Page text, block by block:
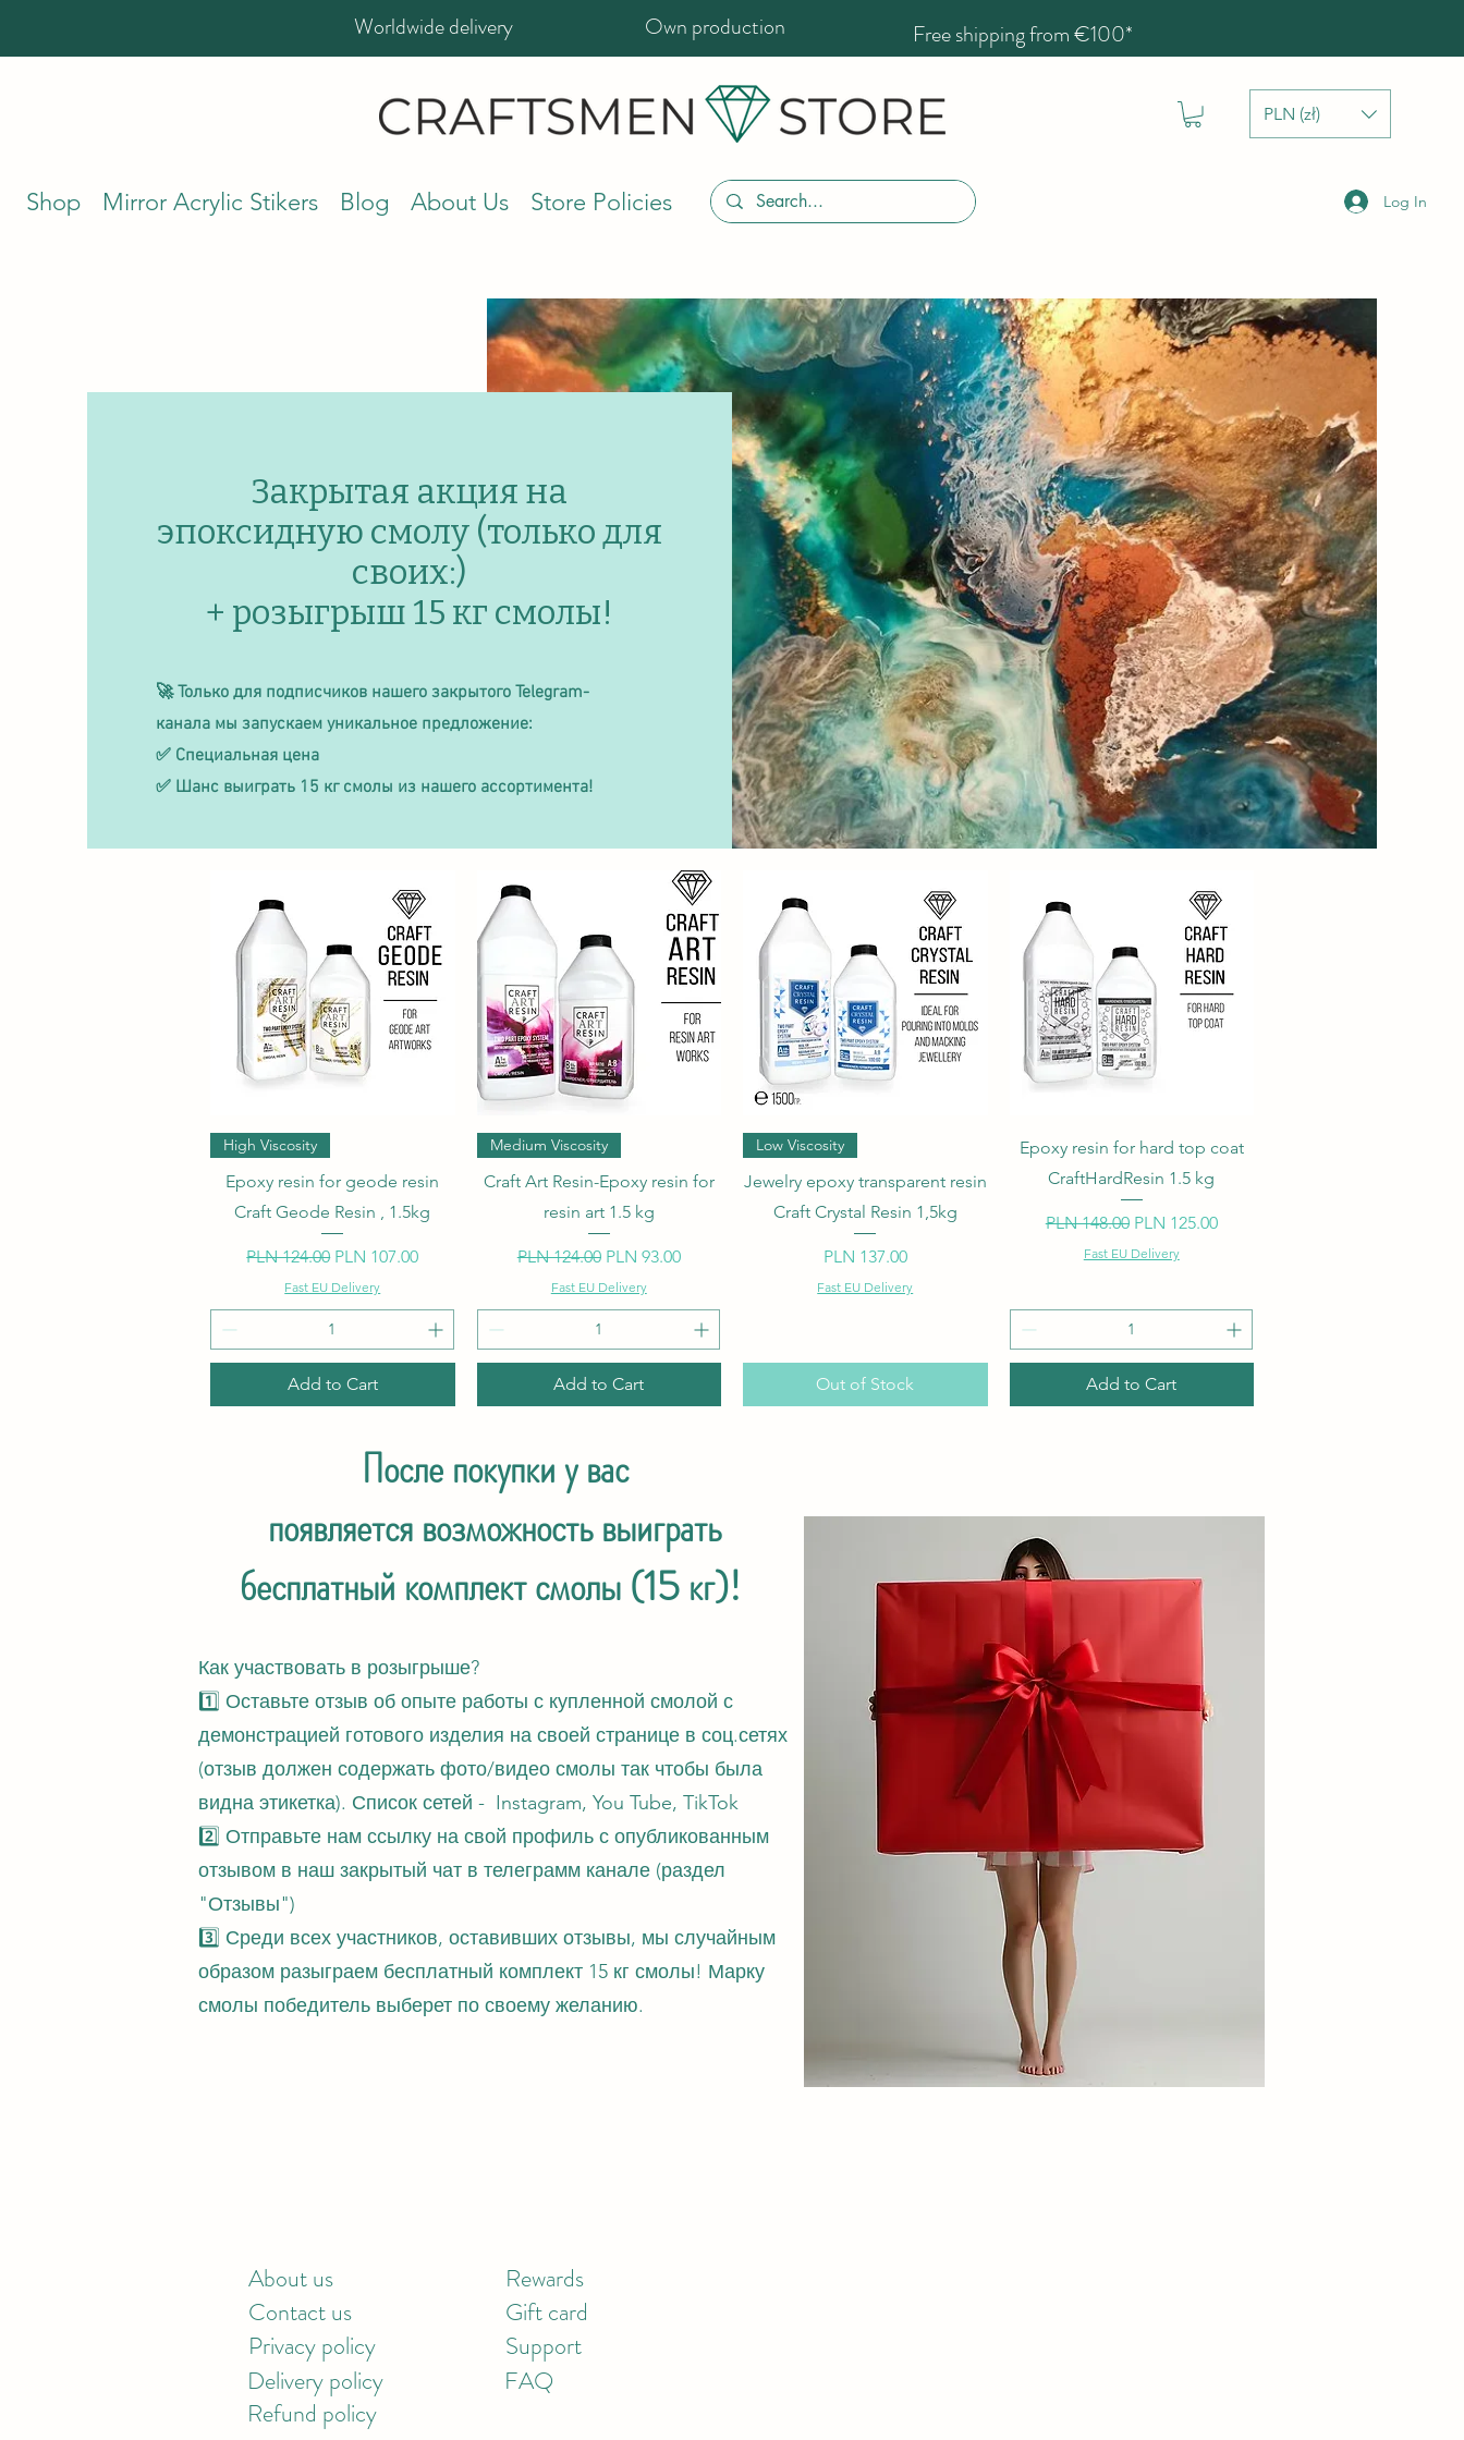
Worldwide delivery Own production Free shipping from €100*
PLN (zł)
Shop Mirror Acrylic Stikers Blog About Us Store Policies Log In
Закрытая акция на
эпоксидную смолу (только для
своих:)
+ розыгрыш 15 кг смолы!
🚀 Только для подписчиков нашего закрытого Telegram-
канала мы запускаем уникальное предложение:
✅ Специальная цена
✅ Шанс выиграть 15 кг смолы из нашего ассортимента!
Quick View
High Viscosity
Epoxy resin for geode resin
Craft Geode Resin , 1.5kg
Regular Price
PLN 124.00 Sale Price
PLN 107.00
Fast EU Delivery
Add to Cart
Quick View
Medium Viscosity
Craft Art Resin-Epoxy resin for
resin art 1.5 kg
Regular Price
PLN 124.00 Sale Price
PLN 93.00
Fast EU Delivery
Add to Cart
Quick View
Low Viscosity
Jewelry epoxy transparent resin
Craft Crystal Resin 1,5kg
Price
PLN 137.00
Fast EU Delivery
Out of Stock
Quick View
Epoxy resin for hard top coat
CraftHardResin 1.5 kg
Regular Price
PLN 148.00 Sale Price
PLN 125.00
Fast EU Delivery
Add to Cart
После покупки у вас
появляется возможность выиграть
бесплатный комплект смолы (15 кг)!
Как участвовать в розыгрыше?
1️⃣ Оставьте отзыв об опыте работы с купленной смолой с
демонстрацией готового изделия на своей странице в соц.сетях
(отзыв должен содержать фото/видео смолы так чтобы была
видна этикетка). Список сетей - Instagram, You Tube, TikTok
2️⃣ Отправьте нам ссылку на свой профиль с опубликованным
отзывом в наш закрытый чат в телеграмм канале (раздел
"Отзывы")
3️⃣ Среди всех участников, оставивших отзывы, мы случайным
образом разыграем бесплатный комплект 15 кг смолы! Марку
смолы победитель выберет по своему желанию.
About us
Contact us
Privacy policy
Delivery policy
Refund policy
Rewards
Gift card
Support
FAQ